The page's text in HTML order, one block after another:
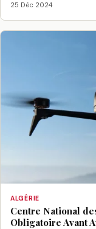
25 Déc 2024
ALGÉRIE
Centre National
Obligatoire Avant